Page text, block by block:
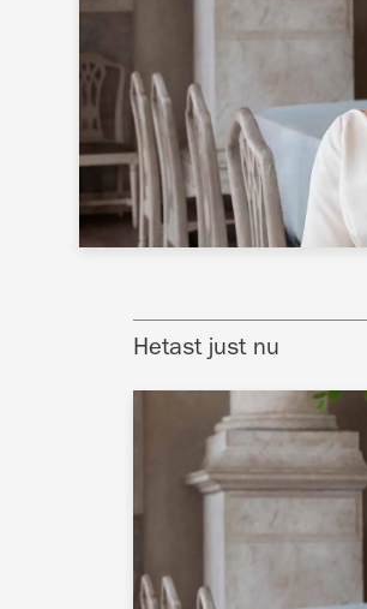
Hetast just nu